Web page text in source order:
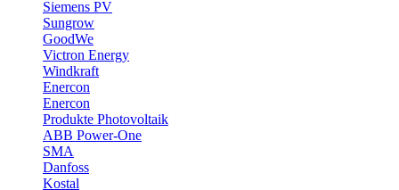
Siemens PV
Sungrow
GoodWe
Victron Energy
Windkraft
Enercon
Enercon
Produkte Photovoltaik
ABB Power-One
SMA
Danfoss
Kostal